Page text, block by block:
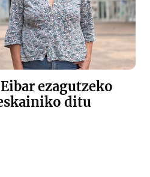
ezagutzeko
ditu